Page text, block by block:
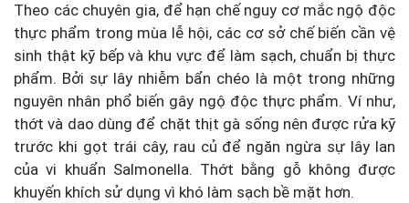
Theo các chuyên gia, để hạn chế nguy cơ mắc ngộ độc
thực phẩm trong mùa lễ hội, các cơ sở chế biến cần vệ
sinh thật kỹ bếp và khu vực để làm sạch, chuẩn bị thực
phẩm. Bởi sự lây nhiễm bẩn chéo là một trong những
nguyên nhân phổ biến gây ngộ độc thực phẩm. Ví như,
thớt và dao dùng để chặt thịt gà sống nên được rửa kỹ
trước khi gọt trái cây, rau củ để ngăn ngừa sự lây lan
của vi khuẩn Salmonella. Thớt bằng gỗ không được
khuyến khích sử dụng vì khó làm sạch bề mặt hơn.